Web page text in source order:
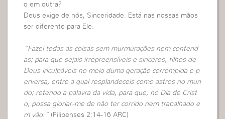
o em outra?
Deus exige de nós, Sinceridade. Está nas nossas mãos
ser diferente para Ele.
“Fazei todas as coisas sem murmurações nem contend
as; para que sejais irrepreensíveis e sinceros, filhos de
Deus inculpáveis no meio duma geração corrompida e p
erversa, entre a qual resplandeceis como astros no mun
do; retendo a palavra da vida, para que, no Dia de Crist
o, possa gloriar-me de não ter corrido nem trabalhado e
m vão.” (Filipenses 2:14-16 ARC)